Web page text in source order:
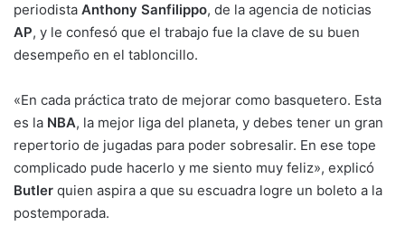
periodista Anthony Sanfilippo, de la agencia de noticias
AP, y le confesó que el trabajo fue la clave de su buen
desempeño en el tabloncillo.
«En cada práctica trato de mejorar como basquetero. Esta
es la NBA, la mejor liga del planeta, y debes tener un gran
repertorio de jugadas para poder sobresalir. En ese tope
complicado pude hacerlo y me siento muy feliz», explicó
Butler quien aspira a que su escuadra logre un boleto a la
postemporada.